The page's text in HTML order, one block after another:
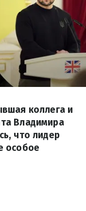
коллега и
Владимира
что лидер
особое